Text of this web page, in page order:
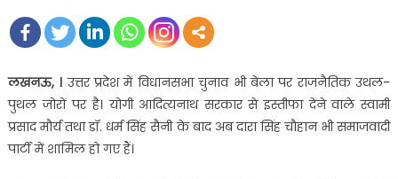
लखनऊ, ।उत्तर प्रदेश में विधानसभा चुनाव भी बेला पर राजनैतिक उथल-
पुथल जोरों पर है। योगी आदित्यनाथ सरकार से इस्तीफा देने वाले स्वामी
प्रसाद मौर्य तथा डॉ. धर्म सिंह सैनी के बाद अब दारा सिंह चौहान भी समाजवादी
पार्टी में शामिल हो गए हैं।